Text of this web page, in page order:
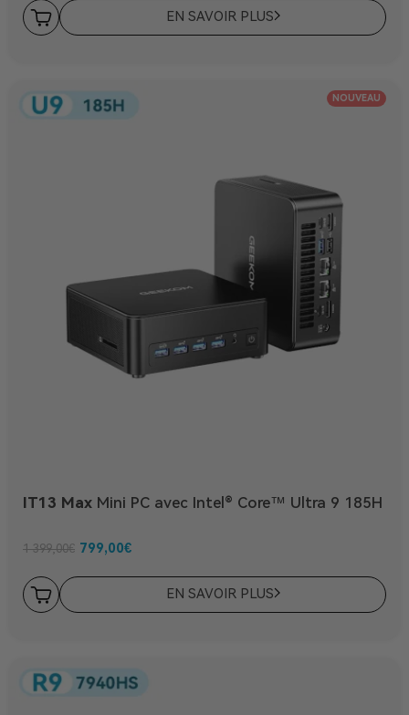
EN SAVOIR PLUS
NOUVEAU
IT13 Max Mini PC avec Intel® Core™ Ultra 9 185H
1 399,00€ 799,00€
EN SAVOIR PLUS